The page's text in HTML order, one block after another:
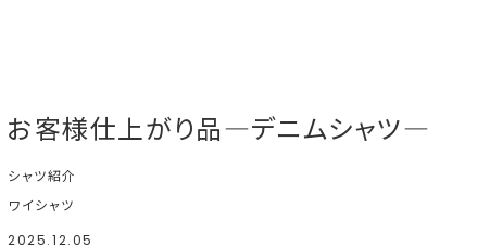
お客様仕上がり品―デニムシャツ―
シャツ紹介
ワイシャツ
2025.12.05